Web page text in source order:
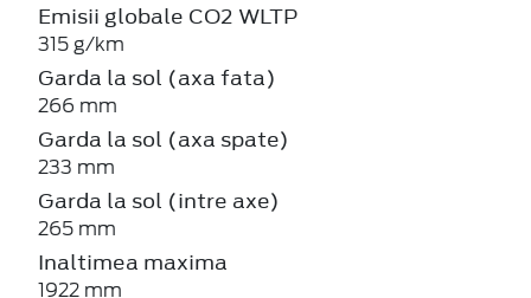
Emisii globale CO2 WLTP
315 g/km
Garda la sol (axa fata)
266 mm
Garda la sol (axa spate)
233 mm
Garda la sol (intre axe)
265 mm
Inaltimea maxima
1922 mm